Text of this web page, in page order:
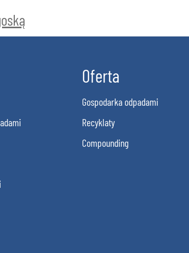
Oferta
Gospodarka odpadami
Recyklaty
Compounding